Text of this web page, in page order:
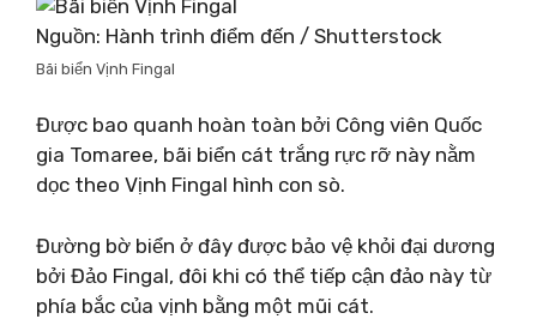
Nguồn: Hành trình điểm đến / Shutterstock
Bãi biển Vịnh Fingal
Được bao quanh hoàn toàn bởi Công viên Quốc
gia Tomaree, bãi biển cát trắng rực rỡ này nằm
dọc theo Vịnh Fingal hình con sò.
Đường bờ biển ở đây được bảo vệ khỏi đại dương
bởi Đảo Fingal, đôi khi có thể tiếp cận đảo này từ
phía bắc của vịnh bằng một mũi cát.